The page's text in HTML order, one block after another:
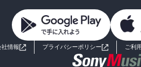
社情報 プライバシーポリシー ご利